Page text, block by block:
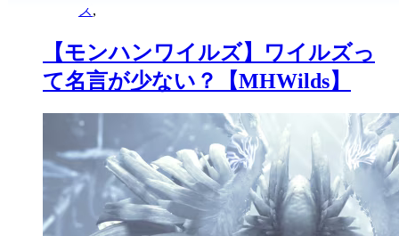
ズ
【モンハンワイルズ】ワイルズっ
て名言が少ない？【MHWilds】